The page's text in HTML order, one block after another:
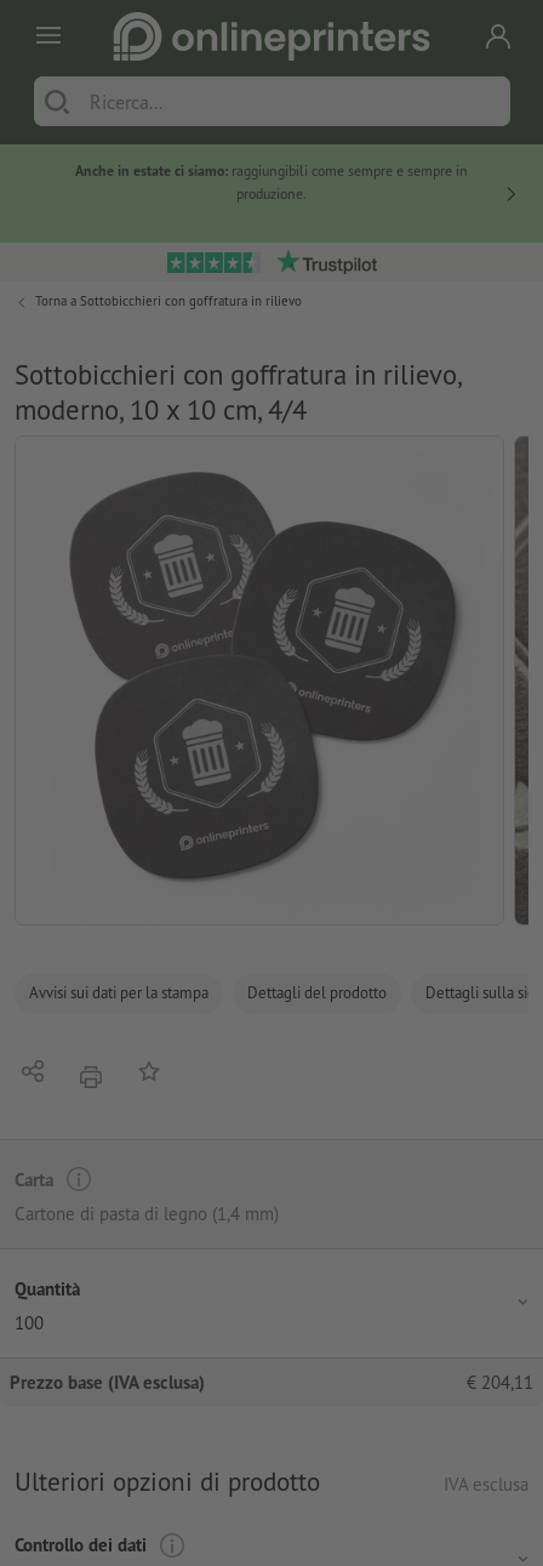
Anche in estate ci siamo: raggiungibili come sempre e sempre in
produzione.
Torna a Sottobicchieri con goffratura in rilievo
Sottobicchieri con goffratura in rilievo,
moderno, 10 x 10 cm, 4/4
Avvisi sui dati per la stampa Dettagli del prodotto Dettagli sulla
Condividistamparealla lista preferiti
Carta
Cartone di pasta di legno (1,4 mm)
Quantità
100
Prezzo base (IVA esclusa) € 204,11
Ulteriori opzioni di prodotto IVA esclusa
Controllo dei dati